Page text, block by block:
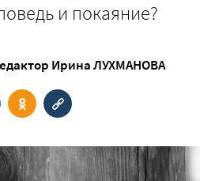
и покаяние?
Ирина ЛУХМАНОВА